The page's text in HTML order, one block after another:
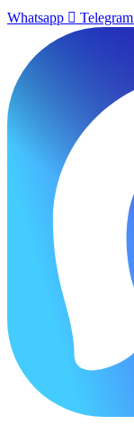
Whatsapp Telegram